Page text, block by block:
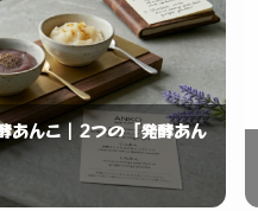
あんこ｜2つの「発酵あん